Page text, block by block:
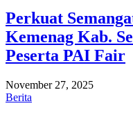
Perkuat
Kemenag Kab.
Peserta PAI Fair
November 27, 2025
Berita